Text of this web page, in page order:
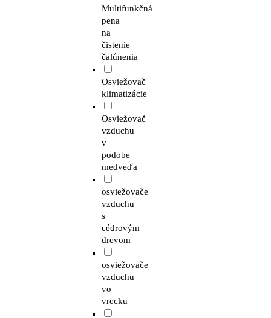
Multifunkčná
pena
na
čistenie
čalúnenia
Osviežovač
klimatizácie
Osviežovač
vzduchu
v
podobe
medveďa
osviežovače
vzduchu
s
cédrovým
drevom
osviežovače
vzduchu
vo
vrecku